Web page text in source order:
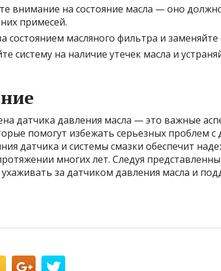
внимание на состояние масла — оно
примесей.
состоянием масляного фильтра и
систему на наличие утечек масла и
датчика давления масла — это важные
помогут избежать серьезных проблем с
датчика и системы смазки обеспечит
многих лет. Следуя
за датчиком давления масла и